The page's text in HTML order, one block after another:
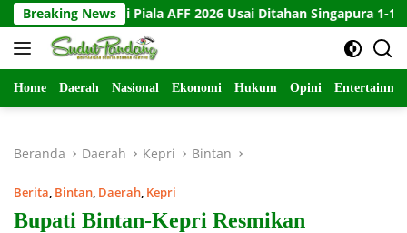
Langsung
ke
konten
Breaking News
di Piala AFF 2026 Usai Ditahan Singapura 1-1 10
Home Daerah Nasional Ekonomi Hukum Opini
Beranda Daerah Kepri Bintan
Berita, Bintan, Daerah, Kepri
Bupati Bintan-Kepri Resmikan